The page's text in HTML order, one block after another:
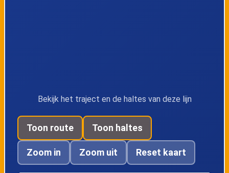
Bekijk het traject en de haltes van deze lijn
Toon route Toon haltes
Zoom in Zoom uit Reset kaart